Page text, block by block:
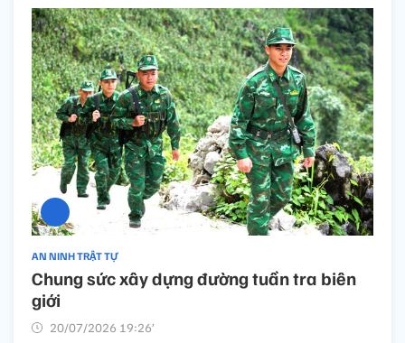
AN NINH TRẬT TỰ
Chung sức xây dựng đường tuần tra biên
giới
20/07/2026 19:26’